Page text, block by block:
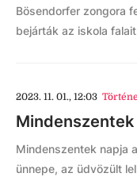
Bösendorfer zongora
bejárták az iskola
2023. 11. 01., 12:03
Mindenszentek napja
ünnepe, az üdvözült